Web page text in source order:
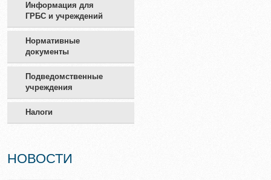
Информация для
ГРБС и учреждений
Нормативные
документы
Подведомственные
учреждения
Налоги
НОВОСТИ